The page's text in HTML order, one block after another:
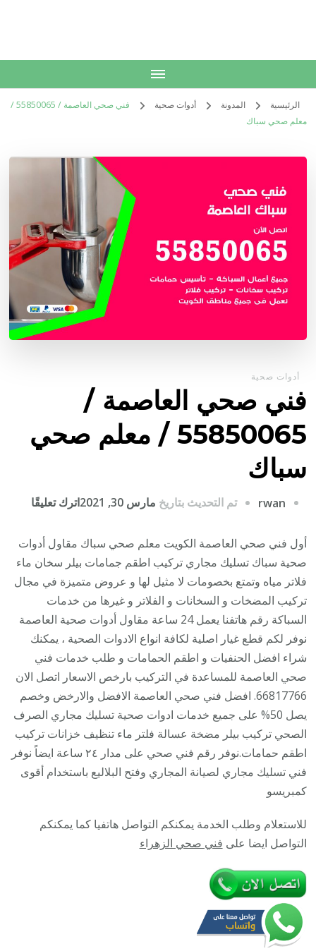
الرئيسية المدونة أدوات صحية
فني صحي العاصمة / 55850065 /
معلم صحي سباك
أدوات صحية
فني صحي العاصمة /
55850065 / معلم صحي
سباك
rwan تم التحديث بتاريخ مارس 30, 2021 اترك تعليقًا
صحي
/
سباك
أول فني صحي العاصمة الكويت معلم صحي سباك مقاول أدوات
صحية سباك تسليك مجاري تركيب اطقم جمامات بيلر سخان ماء
فلاتر مياه وتمتع بخصومات لا مثيل لها و عروض متميزة في مجال
تركيب المضخات و السخانات و الفلاتر و غيرها من خدمات
السباكة رقم هاتفنا يعمل 24 ساعة مقاول أدوات صحية العاصمة
نوفر لكم قطع غيار اصلية لكافة انواع الادوات الصحية ، يمكنك
شراء افضل الحنفيات و اطقم الحمامات و طلب خدمات فني
صحي العاصمة للمساعدة في التركيب بارخص الاسعار اتصل الان
66817766. افضل فني صحي العاصمة الافضل والارخض وخصم
يصل 50% على جميع خدمات ادوات صحية تسليك مجاري الصرف
الصحي تركيب بيلر مضخة عسالة فلتر ماء تنظيف خزانات تركيب
اطقم حمامات.نوفر رقم فني صحي على مدار ٢٤ ساعة ايضاً نوفر
فني تسليك مجاري لصيانة المجاري وفتح البلاليع باستخدام أقوى
كمبريسو
للاستعلام وطلب الخدمة يمكنكم التواصل هاتفيا كما يمكنكم
التواصل ايضا على فني صحي الزهراء